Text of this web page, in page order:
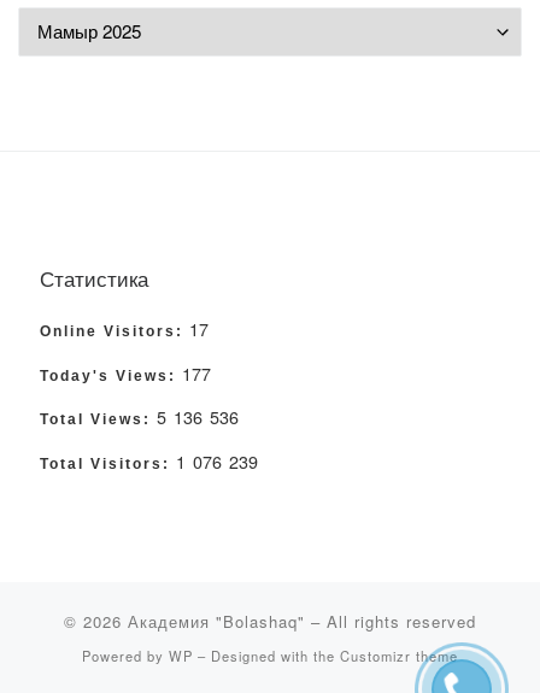
Статистика
Online Visitors: 17
Today's Views: 177
Total Views: 5 136 536
Total Visitors: 1 076 239
© 2026 Академия "Bolashaq" – All rights reserved
Powered by WP – Designed with the Customizr theme